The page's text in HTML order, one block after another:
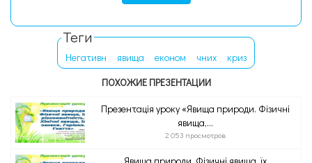
Теги
Негативн явища економ чних
криз
ПОХОЖИЕ ПРЕЗЕНТАЦИИ
Презентація уроку «Явища природи. Фізичні
явища,...
2 053 просмотров